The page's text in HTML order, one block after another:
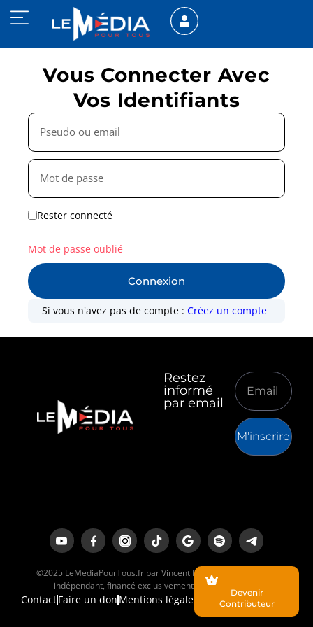
Vous Connecter Avec
Vos Identifiants
Rester connecté
Connexion
Mot de passe oublié
Si vous n'avez pas de compte :Créez un compte
Restez
informé
par email
M'inscrire
©2025 LeMediaPourTous.fr par Vincent Lapierre est un média
indépendant, financé exclusivement par ses lecteurs.
ContactFaire un don Mentions légales
Devenir
Contributeur